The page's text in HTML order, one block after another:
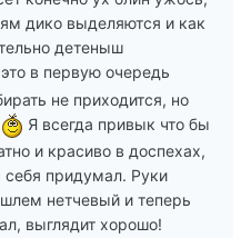
дико выделяются и как
детеныш
в первую очередь
не приходится, но
Я всегда привык что бы
и красиво в доспехах,
себя придумал. Руки
нетчевый и теперь
выглядит хорошо!